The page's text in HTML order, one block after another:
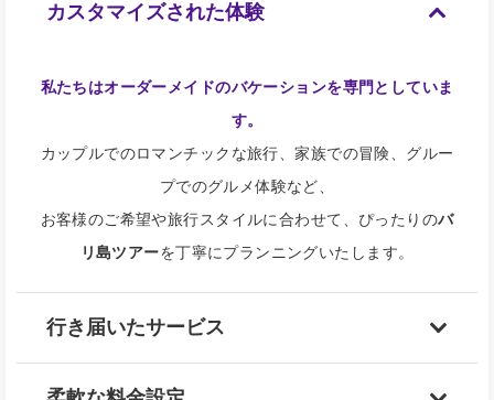
カスタマイズされた体験
私たちはオーダーメイドのバケーションを専門としていま
す。
カップルでのロマンチックな旅行、家族での冒険、グルー
プでのグルメ体験など、
お客様のご希望や旅行スタイルに合わせて、ぴったりのバ
リ島ツアーを丁寧にプランニングいたします。
行き届いたサービス